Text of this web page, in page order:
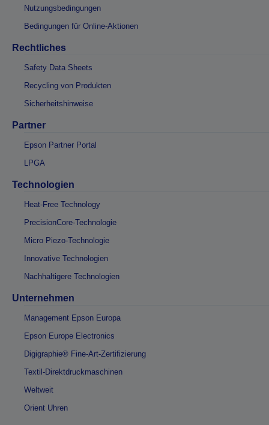
Nutzungsbedingungen
Bedingungen für Online-Aktionen
Rechtliches
Safety Data Sheets
Recycling von Produkten
Sicherheitshinweise
Partner
Epson Partner Portal
LPGA
Technologien
Heat-Free Technology
PrecisionCore-Technologie
Micro Piezo-Technologie
Innovative Technologien
Nachhaltigere Technologien
Unternehmen
Management Epson Europa
Epson Europe Electronics
Digigraphie® Fine-Art-Zertifizierung
Textil-Direktdruckmaschinen
Weltweit
Orient Uhren